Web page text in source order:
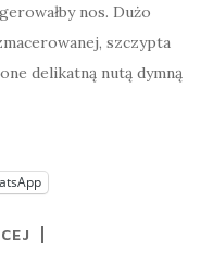
nos. Dużo
szczypta
delikatną nutą dymną